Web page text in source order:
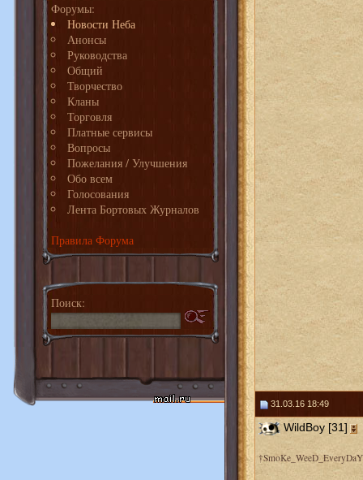
Форумы:
Новости Неба
Анонсы
Руководства
Общий
Творчество
Кланы
Торговля
Платные сервисы
Вопросы
Пожелания / Улучшения
Обо всем
Голосования
Лента Бортовых Журналов
Правила Форума
Поиск:
31.03.16 18:49
WildBoy [31]